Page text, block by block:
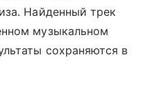
Найденный трек
музыкальном
сохраняются в